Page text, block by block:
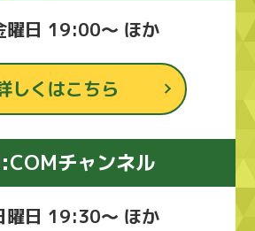
曜日 19:00～ ほか
しくはこちら
チャンネル
曜日 19:30～ ほか